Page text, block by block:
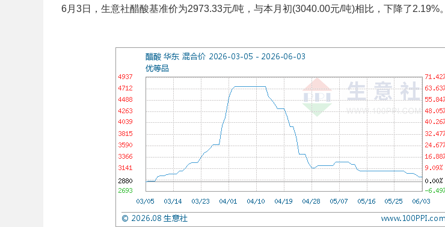
6月3日，生意社醋酸基准价为2973.33元/吨，与本月初(3040.00元/吨)相比，下降了2.19%。